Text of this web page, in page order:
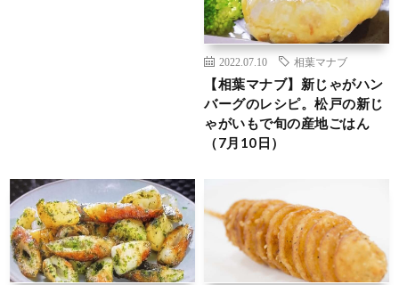
2022.07.10 相葉マナブ
【相葉マナブ】新じゃがハン
バーグのレシピ。松戸の新じ
ゃがいもで旬の産地ごはん
（7月10日）